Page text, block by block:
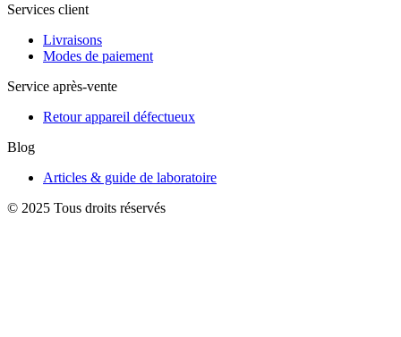
Services client
Livraisons
Modes de paiement
Service après-vente
Retour appareil défectueux
Blog
Articles & guide de laboratoire
© 2025 Tous droits réservés